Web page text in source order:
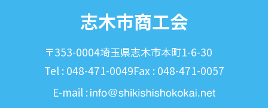
志木市商工会
〒353-0004埼玉県志木市本町1-6-30
Tel : 048-471-0049Fax : 048-471-0057
E-mail :